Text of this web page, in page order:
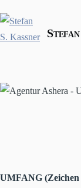
UMFANG